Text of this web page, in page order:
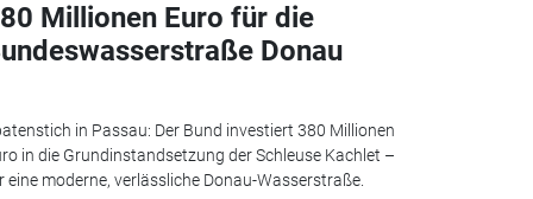
Millionen Euro für die
Donau
in Passau: Der Bund investiert 380 Millionen
in die Grundinstandsetzung der Schleuse Kachlet –
eine moderne, verlässliche Donau-Wasserstraße.